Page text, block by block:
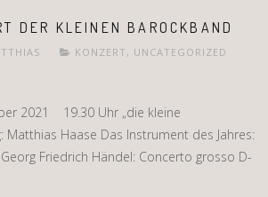
DER KLEINEN BAROCKBAND
KONZERT , UNCATEGORIZED
2021 19.30 Uhr „die kleine
Matthias Haase Das Instrument des Jahres:
Friedrich Händel: Concerto grosso D-